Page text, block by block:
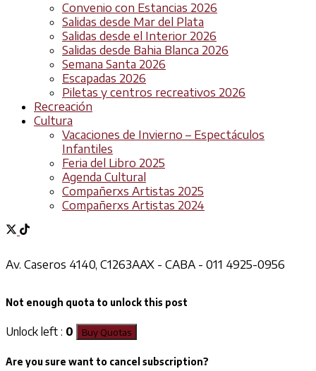
Convenio con Estancias 2026
Salidas desde Mar del Plata
Salidas desde el Interior 2026
Salidas desde Bahia Blanca 2026
Semana Santa 2026
Escapadas 2026
Piletas y centros recreativos 2026
Recreación
Cultura
Vacaciones de Invierno – Espectáculos
Infantiles
Feria del Libro 2025
Agenda Cultural
Compañerxs Artistas 2025
Compañerxs Artistas 2024
Av. Caseros 4140, C1263AAX - CABA - 011 4925-0956
Not enough quota to unlock this post
Unlock left : 0 Buy Quotas
Are you sure want to cancel subscription?